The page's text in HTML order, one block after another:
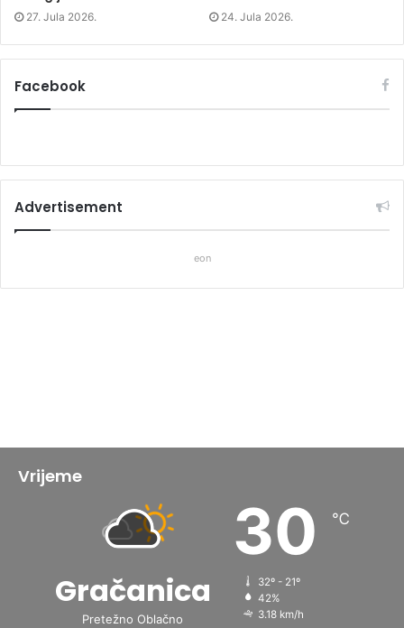
27. Jula 2026. 24. Jula 2026.
Facebook
Advertisement
eon
Vrijeme
Gračanica
Pretežno Oblačno
30 ℃
32º - 21º
42%
3.18 km/h